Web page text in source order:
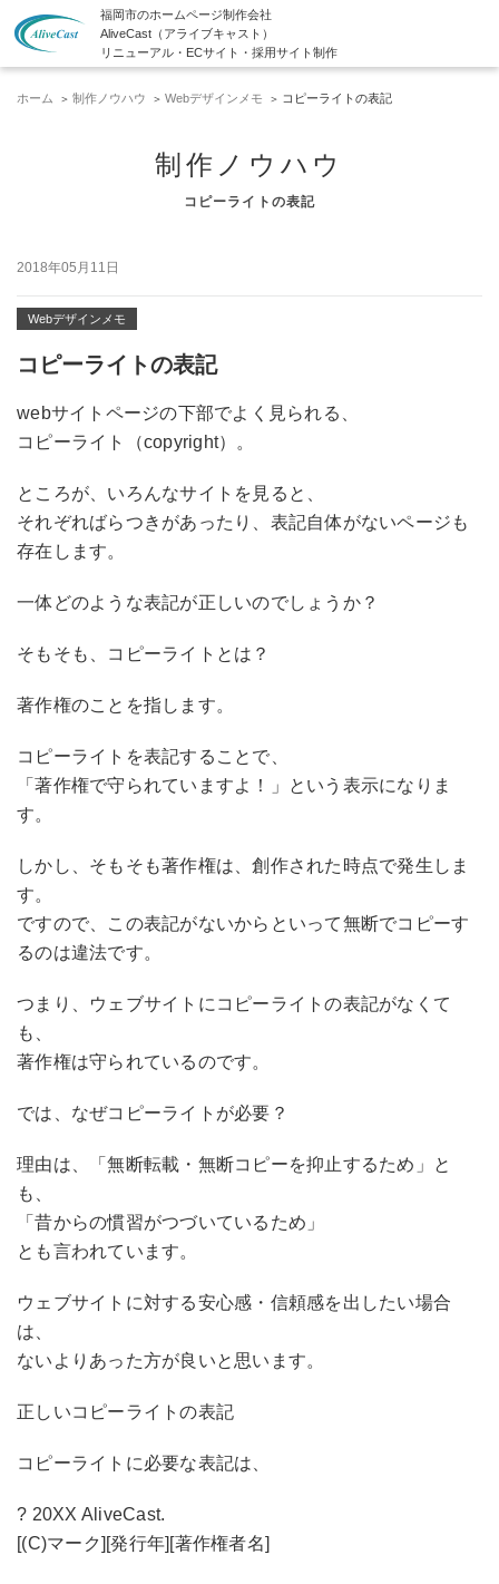
福岡市のホームページ制作会社
AliveCast（アライブキャスト）
リニューアル・ECサイト・採用サイト制作
ホーム 制作ノウハウ Webデザインメモ コピーライトの表記
制作ノウハウ
コピーライトの表記
2018年05月11日
Webデザインメモ
コピーライトの表記
webサイトページの下部でよく見られる、
コピーライト（copyright）。
ところが、いろんなサイトを見ると、
それぞればらつきがあったり、表記自体がないページも
存在します。
一体どのような表記が正しいのでしょうか？
そもそも、コピーライトとは？
著作権のことを指します。
コピーライトを表記することで、
「著作権で守られていますよ！」という表示になりま
す。
しかし、そもそも著作権は、創作された時点で発生しま
す。
ですので、この表記がないからといって無断でコピーす
るのは違法です。
つまり、ウェブサイトにコピーライトの表記がなくて
も、
著作権は守られているのです。
では、なぜコピーライトが必要？
理由は、「無断転載・無断コピーを抑止するため」と
も、
「昔からの慣習がつづいているため」
とも言われています。
ウェブサイトに対する安心感・信頼感を出したい場合
は、
ないよりあった方が良いと思います。
正しいコピーライトの表記
コピーライトに必要な表記は、
? 20XX AliveCast.
[(C)マーク][発行年][著作権者名]